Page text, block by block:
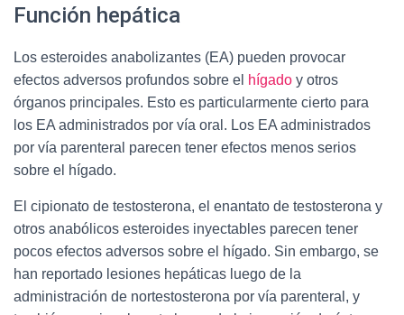
Función hepática
Los esteroides anabolizantes (EA) pueden provocar
efectos adversos profundos sobre el hígado y otros
órganos principales. Esto es particularmente cierto para
los EA administrados por vía oral. Los EA administrados
por vía parenteral parecen tener efectos menos serios
sobre el hígado.
El cipionato de testosterona, el enantato de testosterona y
otros anabólicos esteroides inyectables parecen tener
pocos efectos adversos sobre el hígado. Sin embargo, se
han reportado lesiones hepáticas luego de la
administración de nortestosterona por vía parenteral, y